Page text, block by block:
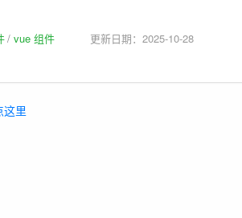
vue 组件 更新日期：2025-10-28
这里